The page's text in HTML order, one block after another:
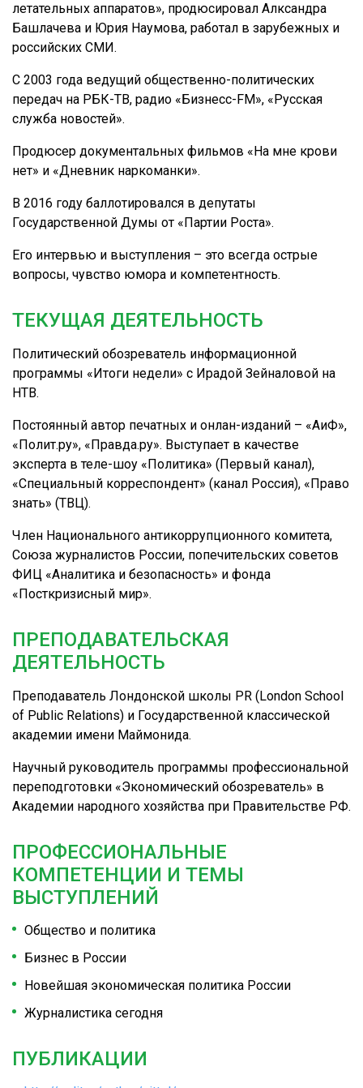
летательных аппаратов», продюсировал Алксандра
Башлачева и Юрия Наумова, работал в зарубежных и
российских СМИ.
С 2003 года ведущий общественно-политических
передач на РБК-ТВ, радио «Бизнесс-FM», «Русская
служба новостей».
Продюсер документальных фильмов «На мне крови
нет» и «Дневник наркоманки».
В 2016 году баллотировался в депутаты
Государственной Думы от «Партии Роста».
Его интервью и выступления – это всегда острые
вопросы, чувство юмора и компетентность.
ТЕКУЩАЯ ДЕЯТЕЛЬНОСТЬ
Политический обозреватель информационной
программы «Итоги недели» с Ирадой Зейналовой на
НТВ.
Постоянный автор печатных и онлан-изданий – «АиФ»,
«Полит.ру», «Правда.ру». Выступает в качестве
эксперта в теле-шоу «Политика» (Первый канал),
«Специальный корреспондент» (канал Россия), «Право
знать» (ТВЦ).
Член Национального антикоррупционного комитета,
Союза журналистов России, попечительских советов
ФИЦ «Аналитика и безопасность» и фонда
«Посткризисный мир».
ПРЕПОДАВАТЕЛЬСКАЯ
ДЕЯТЕЛЬНОСТЬ
Преподаватель Лондонской школы PR (London School
of Public Relations) и Государственной классической
академии имени Маймонида.
Научный руководитель программы профессиональной
переподготовки «Экономический обозреватель» в
Академии народного хозяйства при Правительстве РФ.
ПРОФЕССИОНАЛЬНЫЕ
КОМПЕТЕНЦИИ И ТЕМЫ
ВЫСТУПЛЕНИЙ
Общество и политика
Бизнес в России
Новейшая экономическая политика России
Журналистика сегодня
ПУБЛИКАЦИИ